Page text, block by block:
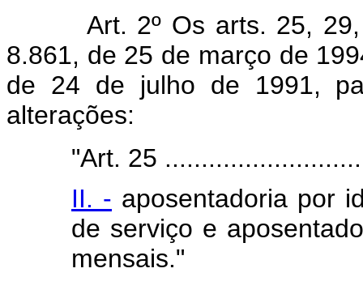
Art. 2º Os arts. 25,
8.861, de 25 de março de
de 24 de julho de 1991,
alterações:
"Art. 25
II. - aposentadoria por
de serviço e
mensais."